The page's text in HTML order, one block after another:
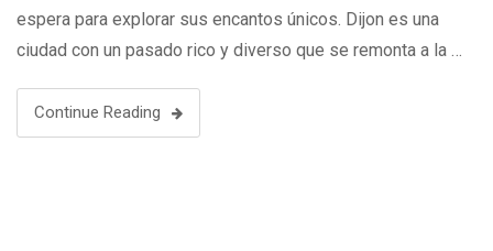
espera para explorar sus encantos únicos. Dijon es una
ciudad con un pasado rico y diverso que se remonta a la …
Continue Reading